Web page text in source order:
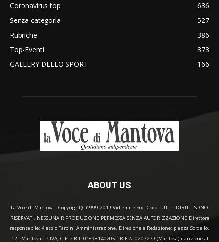
Coronavirus top
636
Senza categoria
527
Rubriche
386
Top-Eventi
373
GALLERY DELLO SPORT
166
ABOUT US
La Voce di Mantova - Copyright(C)1999-2019 Vidiemme Soc. Coop TUTTI I DIRITTI SONO
RISERVATI. NESSUNA RIPRODUZIONE PERMESSA SENZA AUTORIZZAZIONE Direttore
responsabile: Alessio Tarpini Amministrazione, Direzione e Redazione: piazza Sordello,
12 - Mantova - P.IVA, C.F. e R.I. 01898140205 - R.E.A. 0207279 (Mantova) iscrizione al